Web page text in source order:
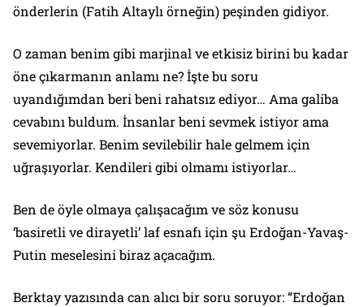
önderlerin (Fatih Altaylı örneğin) peşinden gidiyor.
O zaman benim gibi marjinal ve etkisiz birini bu kadar
öne çıkarmanın anlamı ne? İşte bu soru
uyandığımdan beri beni rahatsız ediyor… Ama galiba
cevabını buldum. İnsanlar beni sevmek istiyor ama
sevemiyorlar. Benim sevilebilir hale gelmem için
uğraşıyorlar. Kendileri gibi olmamı istiyorlar…
Ben de öyle olmaya çalışacağım ve söz konusu
‘basiretli ve dirayetli’ laf esnafı için şu Erdoğan-Yavaş-
Putin meselesini biraz açacağım.
Berktay yazısında can alıcı bir soru soruyor: “Erdoğan